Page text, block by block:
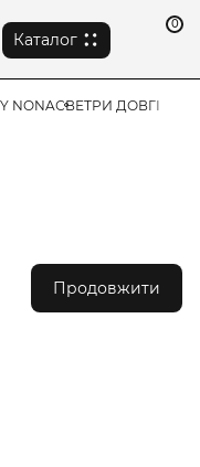
Каталог
0
NONAСВЕТРИ ДОВГІ
Продовжити